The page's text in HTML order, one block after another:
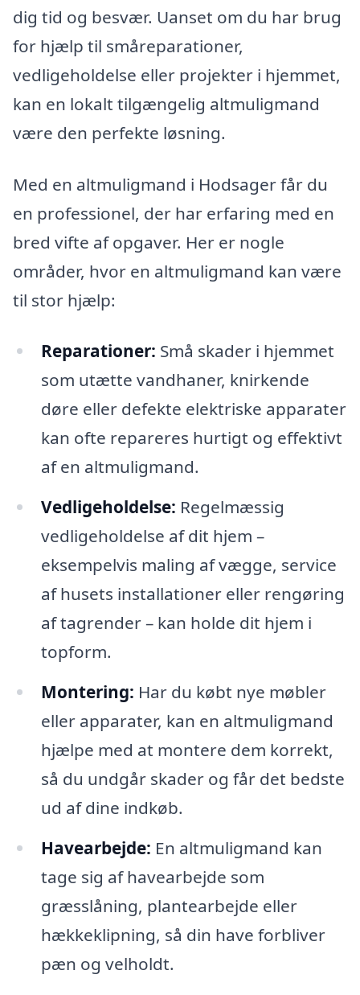
dig tid og besvær. Uanset om du har brug
for hjælp til småreparationer,
vedligeholdelse eller projekter i hjemmet,
kan en lokalt tilgængelig altmuligmand
være den perfekte løsning.
Med en altmuligmand i Hodsager får du
en professionel, der har erfaring med en
bred vifte af opgaver. Her er nogle
områder, hvor en altmuligmand kan være
til stor hjælp:
Reparationer: Små skader i hjemmet
som utætte vandhaner, knirkende
døre eller defekte elektriske apparater
kan ofte repareres hurtigt og effektivt
af en altmuligmand.
Vedligeholdelse: Regelmæssig
vedligeholdelse af dit hjem –
eksempelvis maling af vægge, service
af husets installationer eller rengøring
af tagrender – kan holde dit hjem i
topform.
Montering: Har du købt nye møbler
eller apparater, kan en altmuligmand
hjælpe med at montere dem korrekt,
så du undgår skader og får det bedste
ud af dine indkøb.
Havearbejde: En altmuligmand kan
tage sig af havearbejde som
græsslåning, plantearbejde eller
hækkeklipning, så din have forbliver
pæn og velholdt.